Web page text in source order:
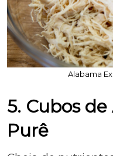
Alabama
5. Cubos
Purê